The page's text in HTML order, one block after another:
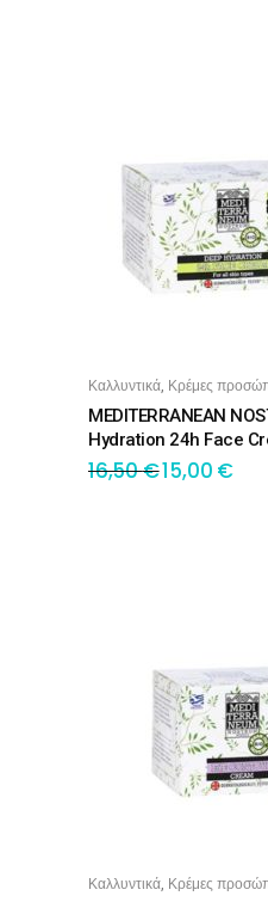
ΠΡΟΣΘΉΚΗ ΣΤΟ
Καλλυντικά, Κρέμες
MEDITERRANEAN
Ηydration 24h Face
16,50€15,00 €
ΔΙΑΒΆΣΤΕ
Καλλυντικά, Κρέμες